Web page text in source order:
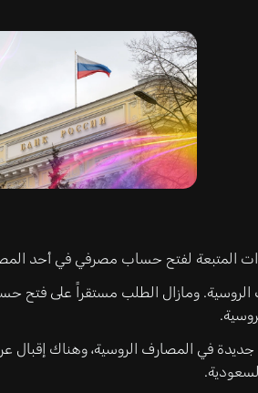
المتبعة لفتح حساب مصرفي في أحد
الروسية. ومازال الطلب مستقراً على فتح
في المصارف الروسية، وهناك إقبال